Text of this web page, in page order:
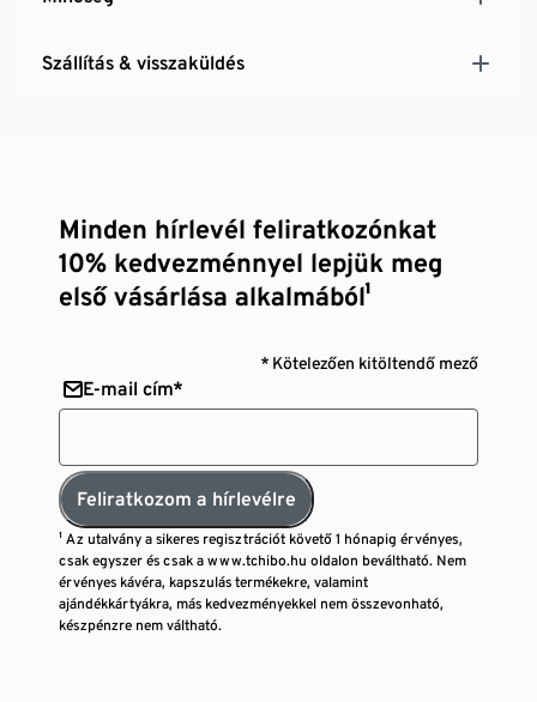
Szállítás & visszaküldés
Minden hírlevél feliratkozónkat
10% kedvezménnyel lepjük meg
első vásárlása alkalmából¹
* Kötelezően kitöltendő mező
E-mail cím*
Feliratkozom a hírlevélre
¹ Az utalvány a sikeres regisztrációt követő 1 hónapig érvényes,
csak egyszer és csak a www.tchibo.hu oldalon beváltható. Nem
érvényes kávéra, kapszulás termékekre, valamint
ajándékkártyákra, más kedvezményekkel nem összevonható,
készpénzre nem váltható.